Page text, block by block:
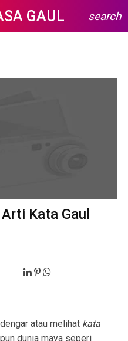
GAUL search
Kata Gaul
atau melihat kata
dunia maya seperi